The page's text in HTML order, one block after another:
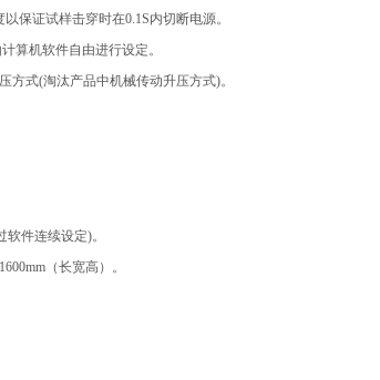
保证试样击穿时在0.1S内切断电源。
算机软件自由进行设定。
方式(淘汰产品中机械传动升压方式)。
件连续设定)。
（长宽高）。